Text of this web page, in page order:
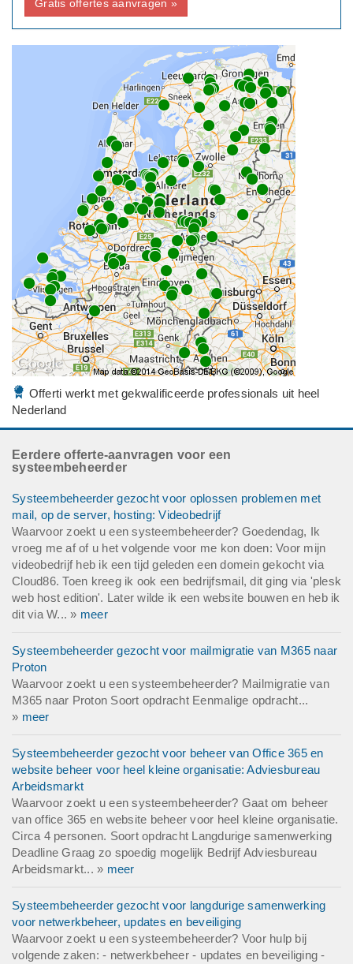
Gratis offertes aanvragen »
Offerti werkt met gekwalificeerde professionals uit heel
Nederland
Eerdere offerte-aanvragen voor een
systeembeheerder
Systeembeheerder gezocht voor oplossen problemen met
mail, op de server, hosting: Videobedrijf
Waarvoor zoekt u een systeembeheerder? Goedendag, Ik
vroeg me af of u het volgende voor me kon doen: Voor mijn
videobedrijf heb ik een tijd geleden een domein gekocht via
Cloud86. Toen kreeg ik ook een bedrijfsmail, dit ging via 'plesk
web host edition'. Later wilde ik een website bouwen en heb ik
dit via W... » meer
Systeembeheerder gezocht voor mailmigratie van M365 naar
Proton
Waarvoor zoekt u een systeembeheerder? Mailmigratie van
M365 naar Proton Soort opdracht Eenmalige opdracht...
» meer
Systeembeheerder gezocht voor beheer van Office 365 en
website beheer voor heel kleine organisatie: Adviesbureau
Arbeidsmarkt
Waarvoor zoekt u een systeembeheerder? Gaat om beheer
van office 365 en website beheer voor heel kleine organisatie.
Circa 4 personen. Soort opdracht Langdurige samenwerking
Deadline Graag zo spoedig mogelijk Bedrijf Adviesbureau
Arbeidsmarkt... » meer
Systeembeheerder gezocht voor langdurige samenwerking
voor netwerkbeheer, updates en beveiliging
Waarvoor zoekt u een systeembeheerder? Voor hulp bij
volgende zaken: - netwerkbeheer - updates en beveiliging -